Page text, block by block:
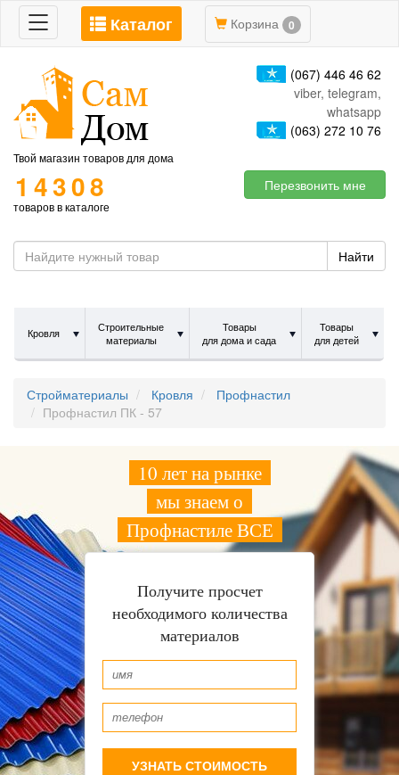
Toggle
navigation
Корзина 0
Каталог
Твой магазин товаров для дома
(067) 446 46 62
viber, telegram,
whatsapp
(063) 272 10 76
14308
товаров в каталоге
Перезвонить мне
Найти
Кровля
Строительные
материалы
Товары
для дома и сада
Товары
для детей
Стройматериалы Кровля
Профнастил
Профнастил ПК - 57
10 лет на рынке
мы знаем о
Профнастиле ВСЕ
Получите просчет
необходимого количества
материалов
УЗНАТЬ СТОИМОСТЬ